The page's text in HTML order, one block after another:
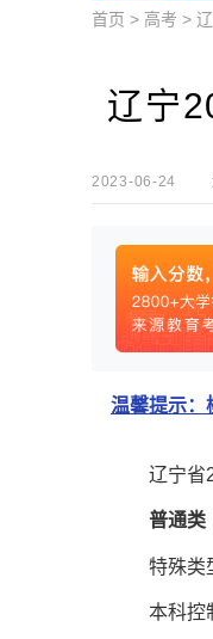
首页 > 高考 >
辽宁
2023-06-24
温馨提示：
辽宁省
普通类
特殊类型
本科控